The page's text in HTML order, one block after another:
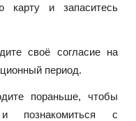
карту и запаситесь
своё согласие на
период.
пораньше, чтобы
познакомиться с